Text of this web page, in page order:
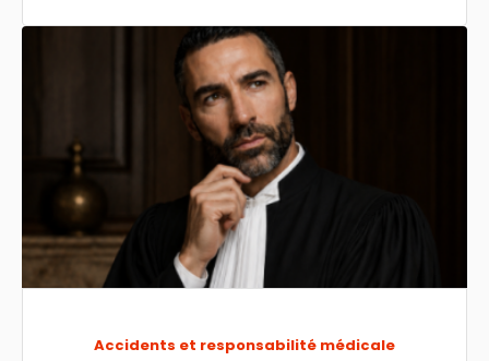
Accidents et responsabilité médicale